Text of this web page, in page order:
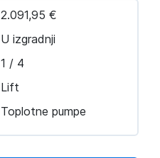
2.091,95 €
U izgradnji
1 / 4
Lift
Toplotne pumpe